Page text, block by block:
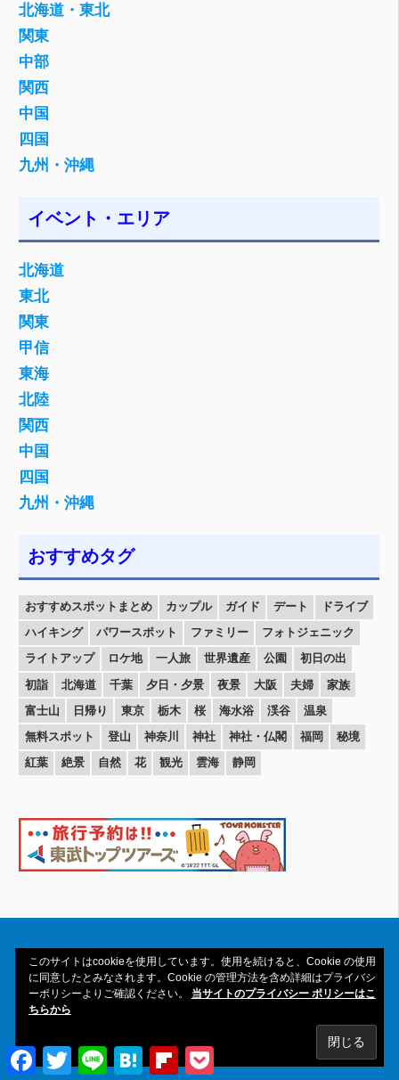
北海道・東北
関東
中部
関西
中国
四国
九州・沖縄
イベント・エリア
北海道
東北
関東
甲信
東海
北陸
関西
中国
四国
九州・沖縄
おすすめタグ
おすすめスポットまとめ カップル ガイド デート
ドライブ
ハイキング
パワースポット ファミリー
フォトジェニック
ライトアップ
ロケ地 一人旅 世界遺産 公園
初日の出
初詣
北海道 千葉 夕日・夕景 夜景 大阪 夫婦
家族
富士山
日帰り 東京 栃木 桜 海水浴 渓谷
温泉
無料スポット
登山 神奈川 神社 神社・仏閣 福岡
秘境
紅葉
絶景 自然 花 観光 雲海 静岡
Copyright© 2016-2026amAtavi All Rights
Facebook
TwitterLine HatenaFlipboard
このサイトはcookieを使用しています。使用を続けると、Cookie の使用
に同意したとみなされます。Cookie の管理方法を含め詳細はプライバシ
ーポリシーよりご確認ください。 当サイトのプライバシー ポリシーはこ
ちらから